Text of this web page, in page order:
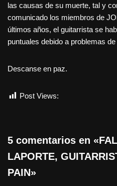
las causas de su muerte, tal y
comunicado los miembros de
últimos años, el guitarrista se
puntuales debido a problemas de
Descanse en paz.
Post Views:
5 comentarios en
LAPORTE,
PAIN»